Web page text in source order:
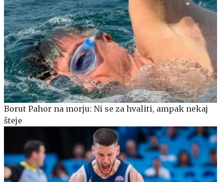
Borut Pahor na morju: Ni se za hvaliti, ampak nekaj
šteje